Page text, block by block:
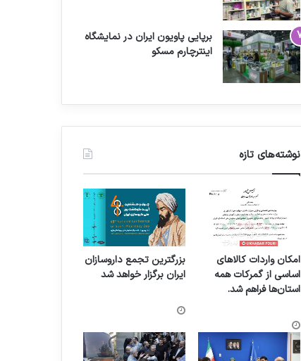
برپایی پاویون ایران در نمایشگاه
اینترچارم مسکو
نوشته‌های تازه
امکان واردات کالاهای
اساسی از گمرکات همه
استان‌ها فراهم شد.
بزرگترین تجمع داروسازان
ایران برگزار خواهد شد